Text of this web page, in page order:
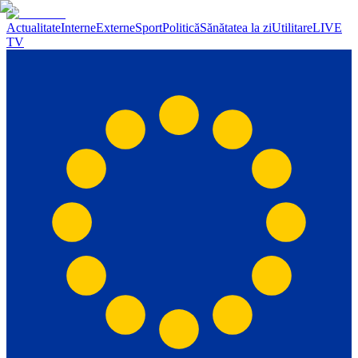
ActualitateInterneExterneSportPoliticăSănătatea la ziUtilitareLIVE
TV